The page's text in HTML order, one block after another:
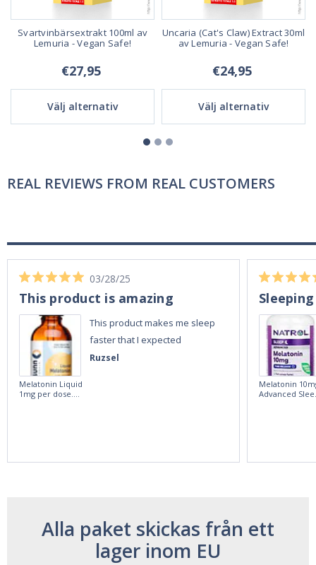
Svartvinbärsextrakt 100ml av
Lemuria - Vegan Safe!
€27,95
Välj alternativ
Uncaria (Cat's Claw) Extract 30ml
av Lemuria - Vegan Safe!
€24,95
Välj alternativ
REAL REVIEWS FROM REAL CUSTOMERS
Ruzsel
03/28/25
This product is amazing
This product makes me sleep
faster that I expected
Melatonin Liquid
1mg per dose.
Melatonin
Advanced
Alla paket skickas från ett
lager inom EU